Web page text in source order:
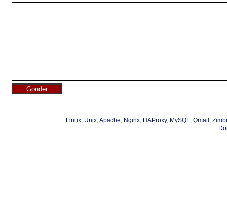
Linux Unix Apache Nginx HAProxy, MySQL Qmail